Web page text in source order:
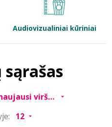
Audiovizualiniai kūriniai